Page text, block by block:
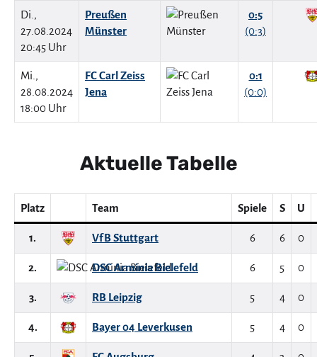
Di.,
27.08.2024
20:45 Uhr
Preußen
Münster
0:5
(0:3)
Mi.,
28.08.2024
18:00 Uhr
FC Carl Zeiss
Jena
0:1
(0:0)
Aktuelle Tabelle
Platz Team Spiele S U
1. VfB Stuttgart 6 6 0
2. DSC Arminia Bielefeld 6 5 0
3. RB Leipzig 5 4 0
4. Bayer 04 Leverkusen 5 4 0